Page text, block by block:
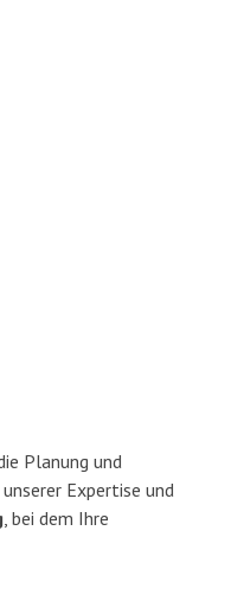
Planung und
Expertise und
, bei dem Ihre